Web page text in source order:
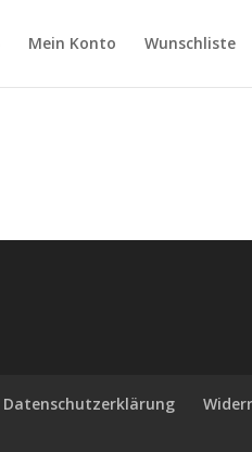
Mein Konto Wunschliste
Datenschutzerklärung